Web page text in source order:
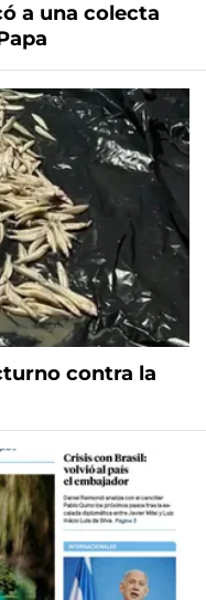
a una colecta
contra la